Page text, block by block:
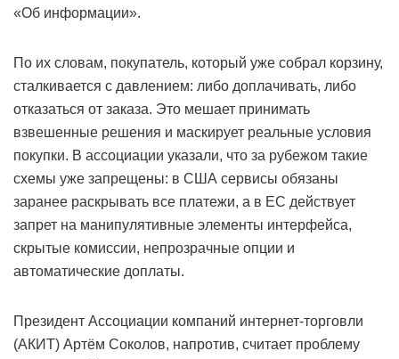
«Об информации».
По их словам, покупатель, который уже собрал корзину,
сталкивается с давлением: либо доплачивать, либо
отказаться от заказа. Это мешает принимать
взвешенные решения и маскирует реальные условия
покупки. В ассоциации указали, что за рубежом такие
схемы уже запрещены: в США сервисы обязаны
заранее раскрывать все платежи, а в ЕС действует
запрет на манипулятивные элементы интерфейса,
скрытые комиссии, непрозрачные опции и
автоматические доплаты.
Президент Ассоциации компаний интернет-торговли
(АКИТ) Артём Соколов, напротив, считает проблему